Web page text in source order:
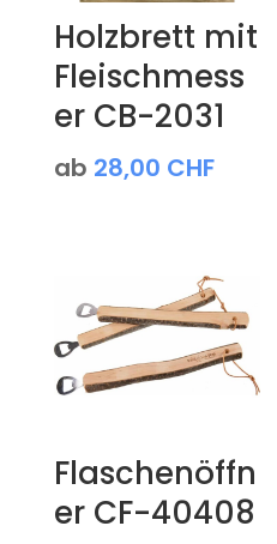
Holzbrett mit
Fleischmess
er CB-2031
ab 28,00 CHF
Flaschenöffn
er CF-40408